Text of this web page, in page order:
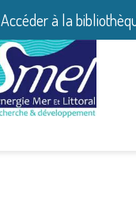
Accéder à la